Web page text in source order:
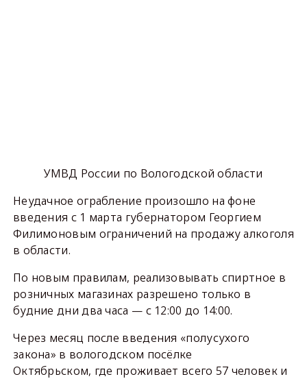
УМВД России по Вологодской области
Неудачное ограбление произошло на фоне
введения с 1 марта губернатором Георгием
Филимоновым ограничений на продажу алкоголя
в области.
По новым правилам, реализовывать спиртное в
розничных магазинах разрешено только в
будние дни два часа — с 12:00 до 14:00.
Через месяц после введения «полусухого
закона» в вологодском посёлке
Октябрьском, где проживает всего 57 человек и